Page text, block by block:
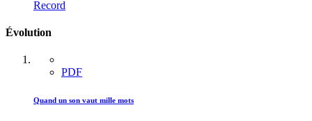
Record
Évolution
PDF
Quand un son vaut mille mots